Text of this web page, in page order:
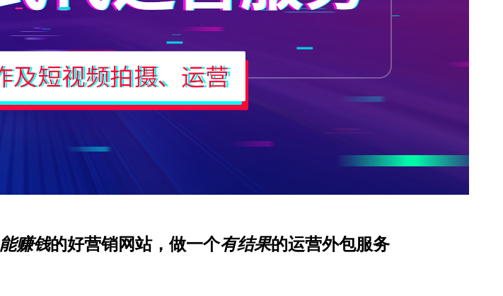
能赚钱的好营销网站，做一个有结果的运营外包服务